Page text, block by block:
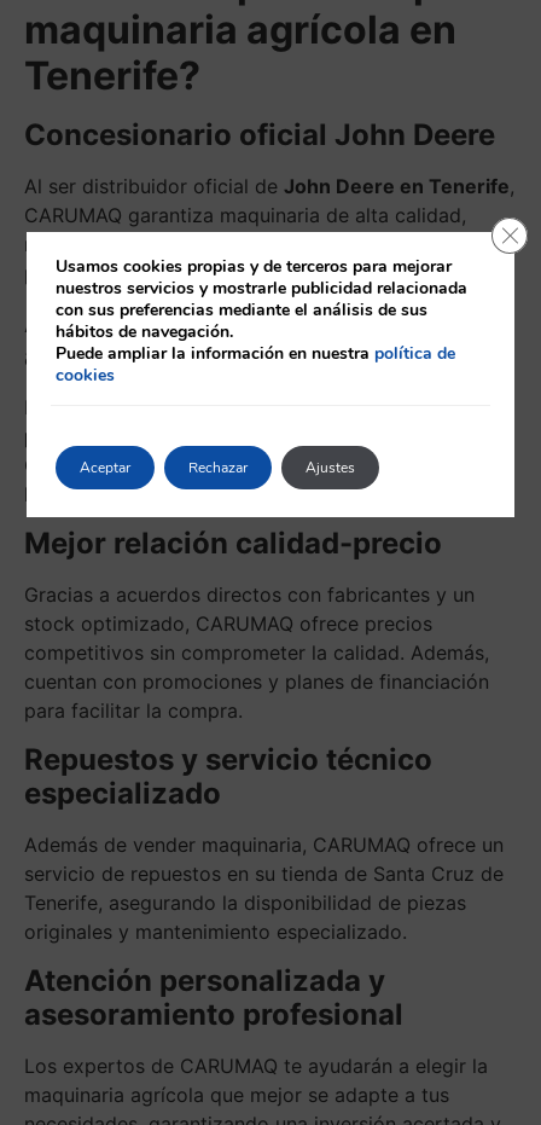
maquinaria agrícola en
Tenerife?
Concesionario oficial John Deere
Al ser distribuidor oficial de John Deere en Tenerife,
CARUMAQ garantiza maquinaria de alta calidad,
repuestos originales y asesoramiento especializado
para cada compra.
Amplia variedad de maquinaria
agrícola
Desde
pulverizadores hasta implementos agrícolas
CARUMAQ ofrece un catálogo completo para cubrir
las necesidades del sector agrícola en Canarias.
Mejor relación calidad-precio
Gracias a acuerdos directos con fabricantes y un
stock optimizado, CARUMAQ ofrece precios
competitivos sin comprometer la calidad. Además,
cuentan con promociones y planes de financiación
para facilitar la compra.
Repuestos y servicio técnico
especializado
Además de vender maquinaria, CARUMAQ ofrece un
servicio de repuestos en su tienda de Santa Cruz de
Tenerife, asegurando la disponibilidad de piezas
originales y mantenimiento especializado.
Atención personalizada y
asesoramiento profesional
Los expertos de CARUMAQ te ayudarán a elegir la
maquinaria agrícola que mejor se adapte a tus
Usamos cookies propias y de terceros para mejorar
nuestros servicios y mostrarle publicidad relacionada
con sus preferencias mediante el análisis de sus
hábitos de navegación.
Puede ampliar la información en nuestra política de
cookies
Aceptar Rechazar Ajustes